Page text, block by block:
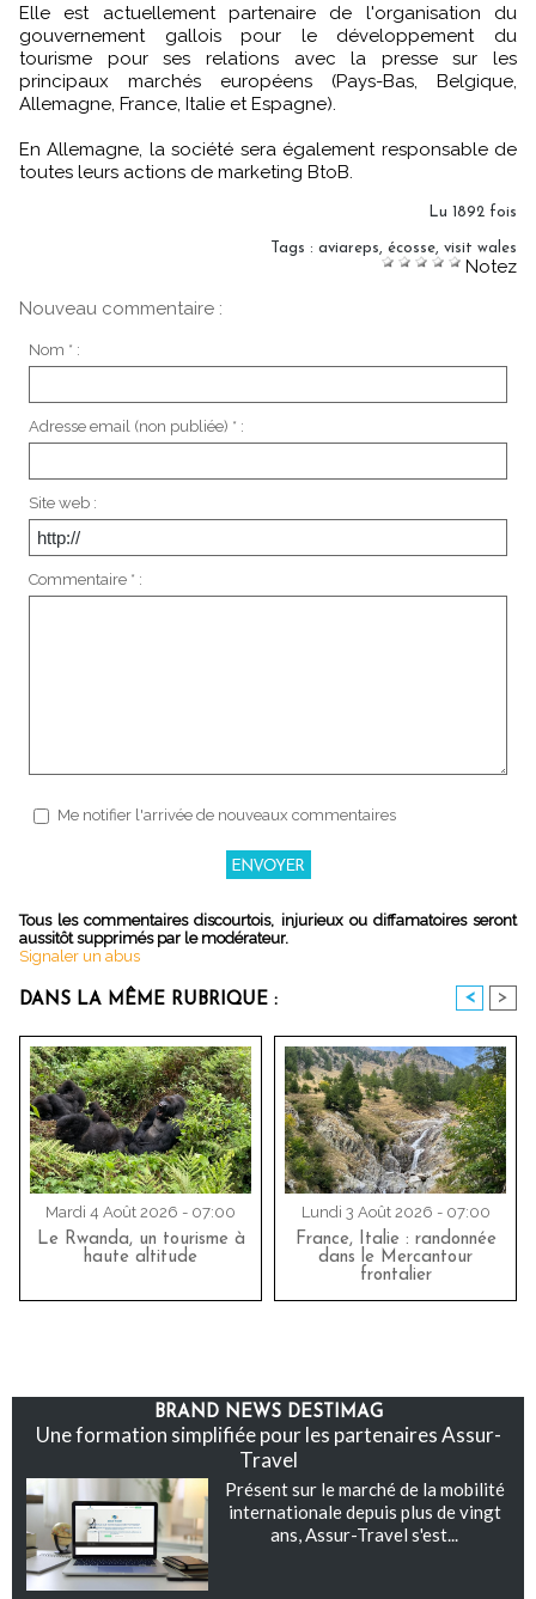
Elle est actuellement partenaire de l'organisation du
gouvernement gallois pour le développement du
tourisme pour ses relations avec la presse sur les
principaux marchés européens (Pays-Bas, Belgique,
Allemagne, France, Italie et Espagne).
En Allemagne, la société sera également responsable de
toutes leurs actions de marketing BtoB.
Lu 1892 fois
Tags : aviareps écosse visit wales
Notez
Nouveau commentaire :
Nom * :
Adresse email (non publiée) * :
Site web :
Commentaire * :
Me notifier l'arrivée de nouveaux commentaires
Tous les commentaires discourtois, injurieux ou diffamatoires seront
aussitôt supprimés par le modérateur.
Signaler un abus
DANS LA MÊME RUBRIQUE : < >
Mardi 4 Août 2026 - 07:00
Le Rwanda, un tourisme à
haute altitude
Lundi 3 Août 2026 - 07:00
France, Italie : randonnée
dans le Mercantour
frontalier
BRAND NEWS DESTIMAG
Une formation simplifiée pour les partenaires Assur-
Travel
Présent sur le marché de la mobilité
internationale depuis plus de vingt
ans, Assur-Travel s'est...